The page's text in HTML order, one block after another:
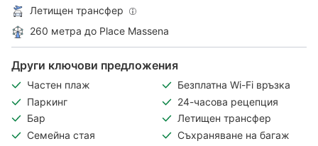
Летищен трансфер
260 метра до Place Massena
Други ключови предложения
Частен плаж
Безплатна Wi-Fi връзка
Паркинг
24-часова рецепция
Бар
Летищен трансфер
Семейна стая
Съхраняване на багаж